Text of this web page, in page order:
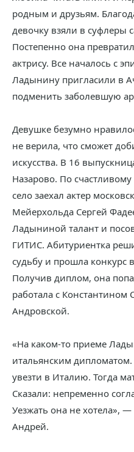
родным и друзьям.
девочку взяли в суфлеры
Постепенно она
актрису. Все началось с
Ладынину пригласили в
подменить заболевшую
Девушке безумно
не верила, что сможет
искусства. В 16
Назарово. По
село заехал актер
Мейерхольда Сергей
Ладыниной талант и
ГИТИС. Абитуриентка
судьбу и прошла конкурс
Получив диплом, она
работала с Константином
Андровской.
«На каком-то приеме
итальянским
увезти в Италию. Тогда
Сказали: непременно
Уезжать она не хотела»,
Андрей.